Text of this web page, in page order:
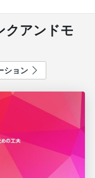
アンドモ
ション